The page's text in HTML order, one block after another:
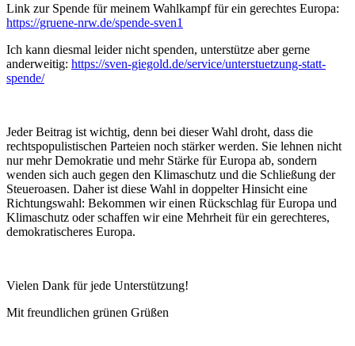
Link zur Spende für meinem Wahlkampf für ein gerechtes Europa:
https://gruene-nrw.de/spende-sven1
Ich kann diesmal leider nicht spenden, unterstütze aber gerne
anderweitig: https://sven-giegold.de/service/unterstuetzung-statt-
spende/
Jeder Beitrag ist wichtig, denn bei dieser Wahl droht, dass die
rechtspopulistischen Parteien noch stärker werden. Sie lehnen nicht
nur mehr Demokratie und mehr Stärke für Europa ab, sondern
wenden sich auch gegen den Klimaschutz und die Schließung der
Steueroasen. Daher ist diese Wahl in doppelter Hinsicht eine
Richtungswahl: Bekommen wir einen Rückschlag für Europa und
Klimaschutz oder schaffen wir eine Mehrheit für ein gerechteres,
demokratischeres Europa.
Vielen Dank für jede Unterstützung!
Mit freundlichen grünen Grüßen